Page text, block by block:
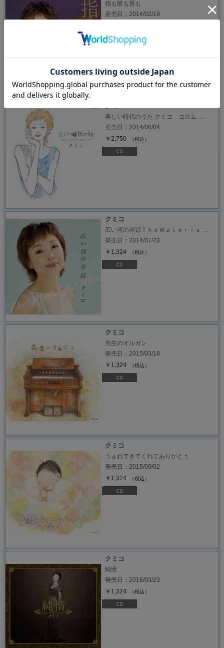
指も髪も唇も
発売日：2014/02/19
美しい時代のうた クミコ コロム …
発売日：2014/06/04
￥2,750
（税込）
クミコ
広い河の岸辺ＴｈｅＷａｔｅｒｉｓ …
発売日：2014/07/23
￥1,324
（税込）
クミコ
先生のオルガン
発売日：2015/03/18
￥1,324
（税込）
クミコ
うまれてきてくれてありがとう
発売日：2015/09/02
￥1,324
（税込）
クミコ
純情
発売日：2016/03/23
￥1,324
（税込）